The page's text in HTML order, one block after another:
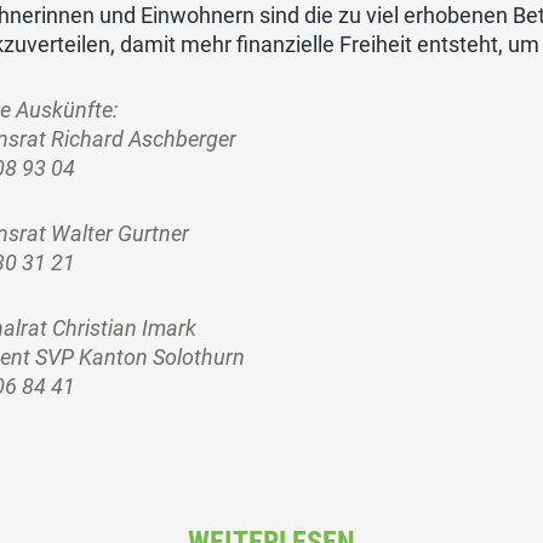
und Einwohnern sind die zu viel erhobenen
damit mehr finanzielle Freiheit entsteht,
Auskünfte:
Richard Aschberger
93 04
Walter Gurtner
31 21
Christian Imark
SVP Kanton Solothurn
84 41